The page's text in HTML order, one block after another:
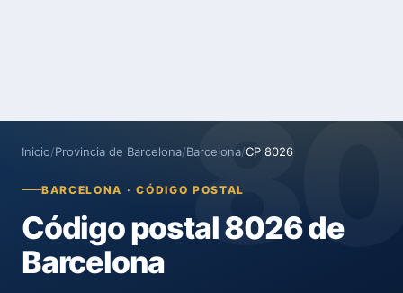
Inicio/Provincia de Barcelona/Barcelona/CP 8026
BARCELONA · CÓDIGO POSTAL
Código postal 8026 de
Barcelona